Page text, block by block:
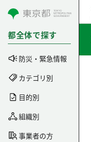
コンテンツにスキップ
都全体で探す
防災・緊急情報
カテゴリ別
目的別
組織別
事業者の方